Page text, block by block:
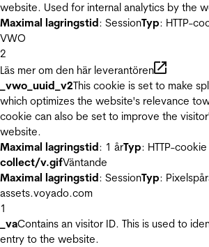
website. Used for internal analytics by the
Maximal lagringstid: SessionTyp: HTTP-
VWO
2
Läs mer om den här leverantören
_vwo_uuid_v2This cookie is set to make
which optimizes the website's relevance
cookie can also be set to improve the
website.
Maximal lagringstid: 1 årTyp: HTTP-cookie
collect/v.gifVäntande
Maximal lagringstid: SessionTyp:
assets.voyado.com
1
_vaContains an visitor ID. This is used to
entry to the website.